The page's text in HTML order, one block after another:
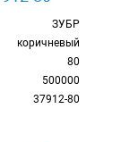
ЗУБР
коричневый
80
500000
37912-80